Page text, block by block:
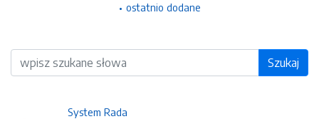
ostatnio dodane
Wyszukiwarka Szukaj
System Rada